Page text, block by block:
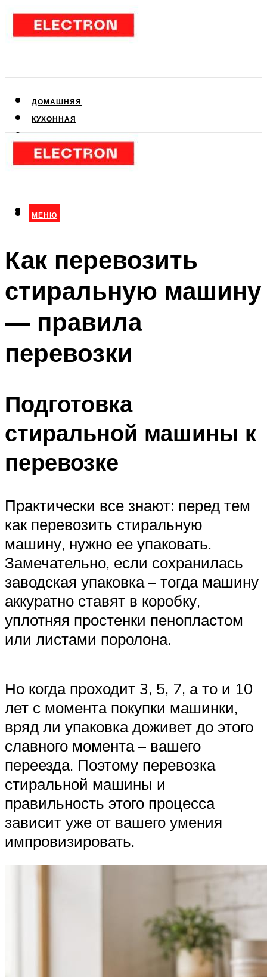
ДОМАШНЯЯ
КУХОННАЯ
КЛИМАТИЧЕСКАЯ
МЕНЮ
МЕНЮ
Как перевозить
стиральную машину
— правила
перевозки
Подготовка
стиральной машины к
перевозке
Практически все знают: перед тем
как перевозить стиральную
машину, нужно ее упаковать.
Замечательно, если сохранилась
заводская упаковка – тогда машину
аккуратно ставят в коробку,
уплотняя простенки пенопластом
или листами поролона.
Но когда проходит 3, 5, 7, а то и 10
лет с момента покупки машинки,
вряд ли упаковка доживет до этого
славного момента – вашего
переезда. Поэтому перевозка
стиральной машины и
правильность этого процесса
зависит уже от вашего умения
импровизировать.